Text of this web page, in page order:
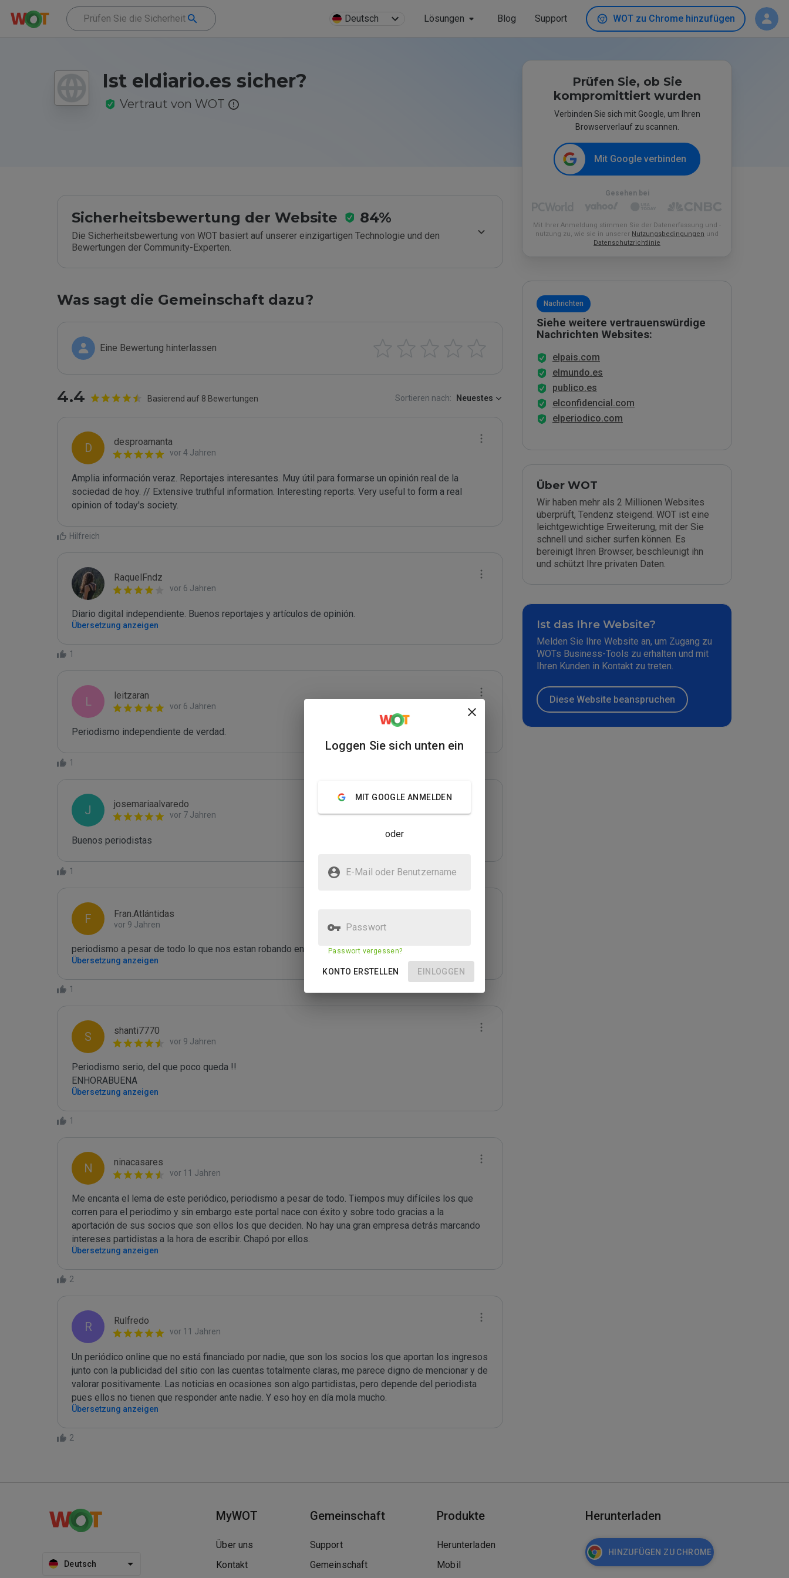
Deutsch Lösungen Blog Support WOT zu Chrome hinzufügen
Ist eldiario.es sicher?
Vertraut von WOT
Sicherheitsbewertung der Website 84%
Die Sicherheitsbewertung von WOT basiert auf unserer einzigartigen Technologie und den
Bewertungen der Community-Experten.
Was sagt die Gemeinschaft dazu?
Eine Bewertung hinterlassen
4.4 Basierend auf 8 Bewertungen Sortieren nach: Neuestes
D desproamanta
vor 4 Jahren
Amplia información veraz. Reportajes interesantes. Muy útil para formarse un opinión real de la
sociedad de hoy. // Extensive truthful information. Interesting reports. Very useful to form a real
opinion of today's society.
Hilfreich
RaquelFndz
vor 6 Jahren
Diario digital independiente. Buenos reportajes y artículos de opinión.
Übersetzung anzeigen
1
L leitzaran
vor 6 Jahren
Periodismo independiente de verdad.
1
J josemariaalvaredo
vor 7 Jahren
Buenos periodistas
1
F Fran.Atlántidas
vor 9 Jahren
periodismo a pesar de todo lo que nos estan robando en españa
Übersetzung anzeigen
1
S shanti7770
vor 9 Jahren
Periodismo serio, del que poco queda !!
ENHORABUENA
Übersetzung anzeigen
1
N ninacasares
vor 11 Jahren
Me encanta el lema de este periódico, periodismo a pesar de todo. Tiempos muy difíciles los que
corren para el periodimo y sin embargo este portal nace con éxito y sobre todo gracias a la
aportación de sus socios que son ellos los que deciden. No hay una gran empresa detrás marcando
intereses partidistas a la hora de escribir. Chapó por ellos.
Übersetzung anzeigen
2
R Rulfredo
vor 11 Jahren
Un periódico online que no está financiado por nadie, que son los socios los que aportan los ingresos
junto con la publicidad del sitio con las cuentas totalmente claras, me parece digno de mencionar y de
valorar positivamente. Las noticias en ocasiones son algo partidistas, pero depende del periodista
pues ellos no tienen que responder ante nadie. Y eso hoy en día mola mucho.
Übersetzung anzeigen
2
Prüfen Sie, ob Sie
kompromittiert wurden
Verbinden Sie sich mit Google, um Ihren
Browserverlauf zu scannen.
Mit Google verbinden
Gesehen bei
Mit Ihrer Anmeldung stimmen Sie der Datenerfassung und -
nutzung zu, wie sie in unserer Nutzungsbedingungen und
Datenschutzrichtlinie
Nachrichten
Siehe weitere vertrauenswürdige
Nachrichten Websites:
elpais.com
elmundo.es
publico.es
elconfidencial.com
elperiodico.com
Über WOT
Wir haben mehr als 2 Millionen Websites
überprüft, Tendenz steigend. WOT ist eine
leichtgewichtige Erweiterung, mit der Sie
schnell und sicher surfen können. Es
bereinigt Ihren Browser, beschleunigt ihn
und schützt Ihre privaten Daten.
Ist das Ihre Website?
Melden Sie Ihre Website an, um Zugang zu
WOTs Business-Tools zu erhalten und mit
Ihren Kunden in Kontakt zu treten.
Diese Website beanspruchen
Deutsch
MyWOT
Über uns
Kontakt
Gemeinschaft
Support
Gemeinschaft
Produkte
Herunterladen
Mobil
Herunterladen
HINZUFÜGEN ZU CHROME
Loggen Sie sich unten ein
MIT GOOGLE ANMELDEN
oder
E-Mail oder Benutzername
Passwort
Passwort vergessen?
KONTO ERSTELLEN EINLOGGEN